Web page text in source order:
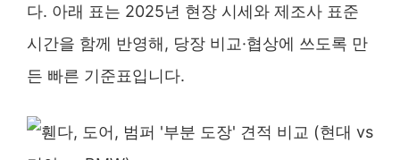
다. 아래 표는 2025년 현장 시세와 제조사 표준
시간을 함께 반영해, 당장 비교·협상에 쓰도록 만
든 빠른 기준표입니다.